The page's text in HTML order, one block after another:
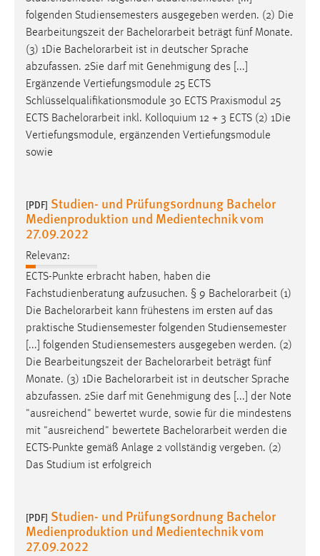
folgenden Studiensemesters ausgegeben werden. (2) Die
Bearbeitungszeit der Bachelorarbeit beträgt fünf Monate.
(3) 1Die Bachelorarbeit ist in deutscher Sprache
abzufassen. 2Sie darf mit Genehmigung des [...]
Ergänzende Vertiefungsmodule 25 ECTS
Schlüsselqualifikationsmodule 30 ECTS Praxismodul 25
ECTS Bachelorarbeit inkl. Kolloquium 12 + 3 ECTS (2) 1Die
Vertiefungsmodule, ergänzenden Vertiefungsmodule
sowie
[PDF] Studien- und Prüfungsordnung Bachelor
Medienproduktion und Medientechnik vom
27.09.2022
Relevanz:
ECTS-Punkte erbracht haben, haben die
Fachstudienberatung aufzusuchen. § 9 Bachelorarbeit (1)
Die Bachelorarbeit kann frühestens im ersten auf das
praktische Studiensemester folgenden Studiensemester
[...] folgenden Studiensemesters ausgegeben werden. (2)
Die Bearbeitungszeit der Bachelorarbeit beträgt fünf
Monate. (3) 1Die Bachelorarbeit ist in deutscher Sprache
abzufassen. 2Sie darf mit Genehmigung des [...] der Note
"ausreichend" bewertet wurde, sowie für die mindestens
mit "ausreichend" bewertete Bachelorarbeit werden die
ECTS-Punkte gemäß Anlage 2 vollständig vergeben. (2)
Das Studium ist erfolgreich
[PDF] Studien- und Prüfungsordnung Bachelor
Medienproduktion und Medientechnik vom
27.09.2022
EXTERNE MEDIEN
Um Inhalte von Videoplattformen und Social Media
Plattformen anzeigen zu können, werden von diesen
externen Medien Cookies gesetzt.
YouTube
Vimeo